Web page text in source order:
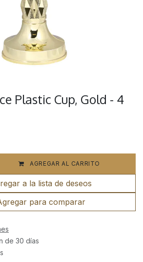
Plastic Cup, Gold - 4
AGREGAR AL CARRITO
para comparar
a la lista de deseos
de 30 días